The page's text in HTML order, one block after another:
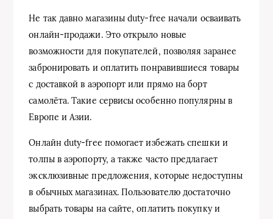
Не так давно магазины duty-free начали осваивать
онлайн-продажи. Это открыло новые
возможности для покупателей, позволяя заранее
забронировать и оплатить понравившиеся товары
с доставкой в аэропорт или прямо на борт
самолёта. Такие сервисы особенно популярны в
Европе и Азии.
Онлайн duty-free помогает избежать спешки и
толпы в аэропорту, а также часто предлагает
эксклюзивные предложения, которые недоступны
в обычных магазинах. Пользователю достаточно
выбрать товары на сайте, оплатить покупку и